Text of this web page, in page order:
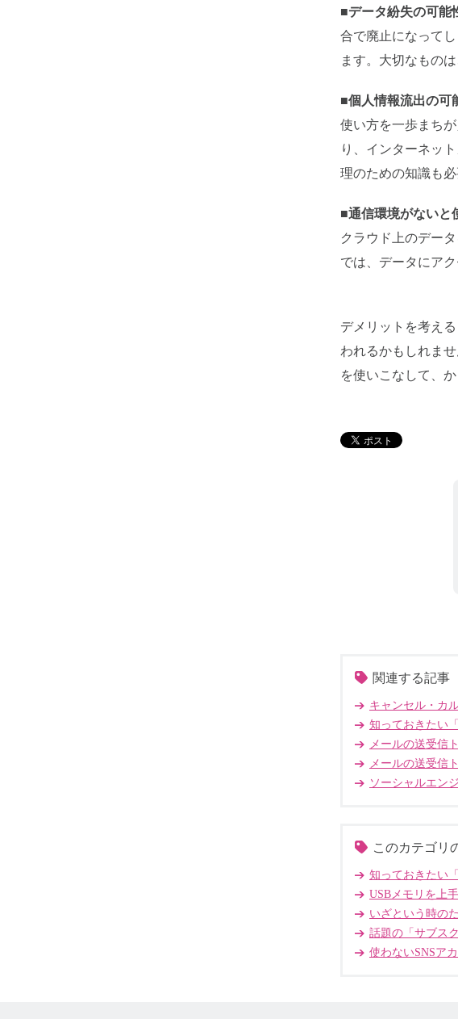
■データ紛失の可能
合で廃止になって
ます。大切なもの
■個人情報流出の可
使い方を一歩まち
り、インターネッ
理のための知識も必
■通信環境がないと
クラウド上のデー
では、データにア
デメリットを考え
われるかもしれま
を使いこなして、
関連する記事
キャンセル・カ
知っておきたい
メールの送受信
メールの送受信
ソーシャルエン
このカテゴリ
知っておきたい
USBメモリを上
いざという時の
話題の「サブス
使わないSNSア